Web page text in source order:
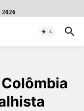
2026